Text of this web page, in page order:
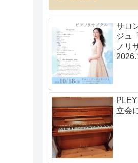
サロ
ジュ
ノリ
立会